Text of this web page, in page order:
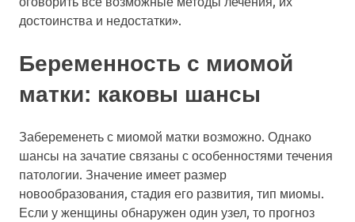
достоинства и недостатки».
Беременность с миомой
матки: каковы шансы
Забеременеть с миомой матки возможно. Однако
шансы на зачатие связаны с особенностями течения
патологии. Значение имеет размер
новообразования, стадия его развития, тип миомы.
Если у женщины обнаружен один узел, то прогноз